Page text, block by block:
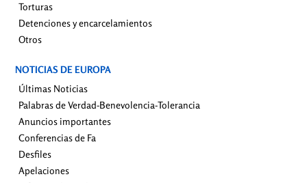
Torturas
Detenciones y encarcelamientos
Otros
NOTICIAS DE EUROPA
Últimas Noticias
Palabras de Verdad-Benevolencia-Tolerancia
Anuncios importantes
Conferencias de Fa
Desfiles
Apelaciones